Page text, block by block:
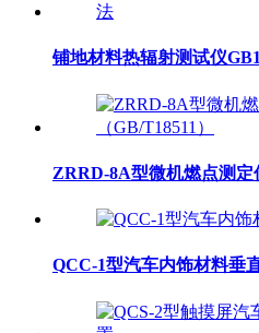
铺地材料热辐射测试仪
ZRRD-8A型微机燃点测定
QCC-1型汽车内饰材料垂